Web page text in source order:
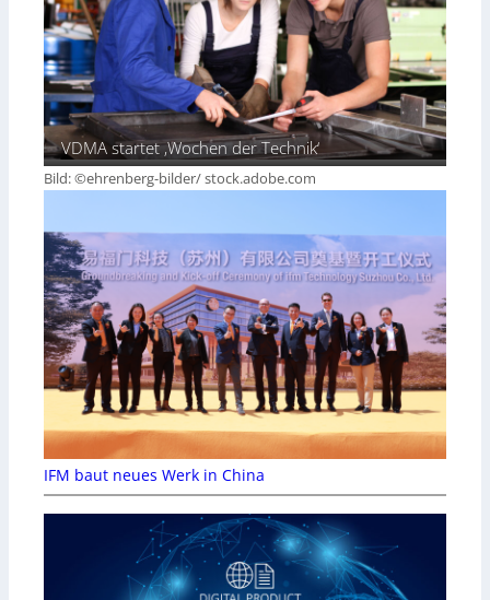
VDMA startet ‚Wochen der Technik‘
Bild: ©ehrenberg-bilder/ stock.adobe.com
IFM baut neues Werk in China